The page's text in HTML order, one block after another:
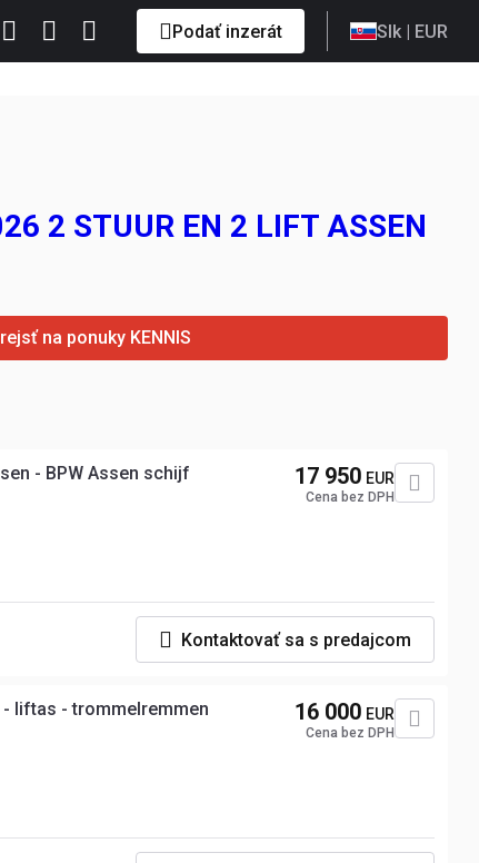
Podať inzerát Slk | EUR
2 STUUR EN 2 LIFT ASSEN
na ponuky KENNIS
+ Kennis R16000- StuurAssen - BPW Assen schijf 17 950 EUR
Cena bez DPH
Kontaktovať sa s predajcom
- liftas - trommelremmen 16 000 EUR
Cena bez DPH